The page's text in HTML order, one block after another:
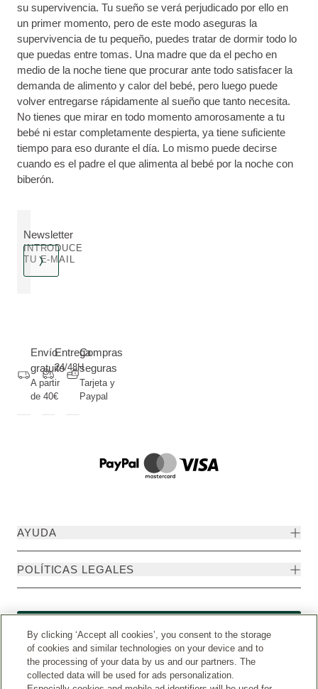
su supervivencia. Tu sueño se verá perjudicado por ello en
un primer momento, pero de este modo aseguras la
supervivencia de tu pequeño, puedes tratar de dormir todo lo
que puedas entre tomas. Una madre que da el pecho en
medio de la noche tiene que procurar ante todo satisfacer la
demanda de alimento y calor del bebé, pero luego puede
volver entregarse rápidamente al sueño que tanto necesita.
No tienes que mirar en todo momento amorosamente a tu
bebé ni estar completamente despierta, ya tiene suficiente
tiempo para eso durante el día. Lo mismo puede decirse
cuando es el padre el que alimenta al bebé por la noche con
biberón.
Newsletter
INTRODUCE
TU E-MAIL
Envío
gratuito
A partir
de 40€
Entrega
24/48H
Compras
seguras
Tarjeta y
Paypal
AYUDA
POLÍTICAS LEGALES
By clicking ‘Accept all cookies’, you consent to the storage
of cookies and similar technologies on your device and to
the processing of your data by us and our partners. The
collected data will be used for ads personalization.